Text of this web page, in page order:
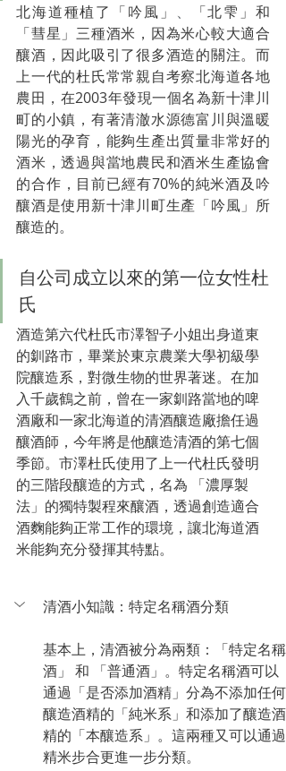
北海道種植了「吟風」 、
「北雫」和
「彗星」三種酒米，因為米心較大適合
釀酒，因此吸引了很多酒造的關注。而
上一代的杜氏常常親自考察北海道各地
農田，在2003年發現一個名為新十津川
町的小鎮，有著清澈水源德富川與溫暖
陽光的孕育，能夠生產出質量非常好的
酒米，透過與當地農民和酒米生產協會
的合作，目前已經有70%的純米酒及吟
釀酒是使用新十津川町生產「吟風」所
釀造的。
自公司成立以來的第一位女性杜
氏
酒造第六代杜氏市澤智子小姐出身道東
的釧路市，畢業於東京農業大學初級學
院釀造系，對微生物的世界著迷。在加
入千歲鶴之前，曾在一家釧路當地的啤
酒廠和一家北海道的清酒釀造廠擔任過
釀酒師，今年將是他釀造清酒的第七個
季節。市澤杜氏使用了上一代杜氏發明
的三階段釀造的方式，名為 「濃厚製
法」的獨特製程來釀酒，透過創造適合
酒麴能夠正常工作的環境，讓北海道酒
米能夠充分發揮其特點。
清酒小知識：特定名稱酒分類
基本上，清酒被分為兩類：「特定名稱
酒」 和 「普通酒」。特定名稱酒可以
通過「是否添加酒精」分為不添加任何
釀造酒精的「純米系」和添加了釀造酒
精的「本釀造系」。這兩種又可以通過
精米步合更進一步分類。